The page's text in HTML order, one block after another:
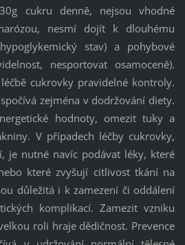
cukru denně, nejsou vhodné
nesmí dojít k dlouhému
stav) a pohybové
nesportovat osamoceně).
cukrovky pravidelné kontroly.
zejména v dodržování diety.
hodnoty, omezit tuky a
V případech léčby cukrovky,
je nutné navíc podávat léky, které
které zvyšují citlivost tkání na
důležitá i k zamezení či oddálení
komplikací. Zamezit vzniku
roli hraje dědičnost. Prevence